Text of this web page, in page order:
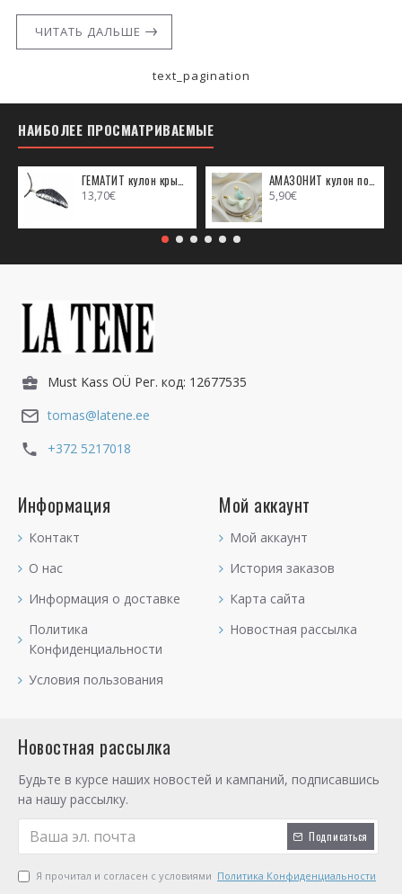
ЧИТАТЬ ДАЛЬШЕ
text_pagination
НАИБОЛЕЕ ПРОСМАТРИВАЕМЫЕ
13,70€ 5,90€
Must Kass OÜ Рег. код: 12677535
tomas@latene.ee
+372 5217018
Информация
Контакт
О нас
Информация о доставке
Политика
Конфиденциальности
Условия пользования
Мой аккаунт
Мой аккаунт
История заказов
Карта сайта
Новостная рассылка
Новостная рассылка
Будьте в курсе наших новостей и кампаний, подписавшись
на нашу рассылку.
Подписаться
Я прочитал и согласен с условиями Политика Конфиденциальности